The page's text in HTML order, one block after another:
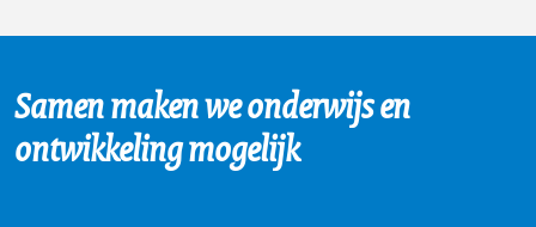
Samen maken we onderwijs en
ontwikkeling mogelijk